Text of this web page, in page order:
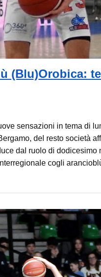
(Blu)Orobica:
sensazioni in tema di
del resto società
dal ruolo di
cogli